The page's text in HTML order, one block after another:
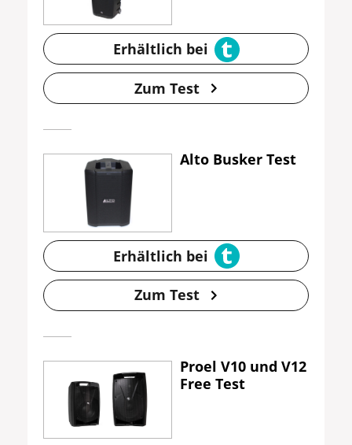
Erhältlich bei
Zum Test
Alto Busker Test
Erhältlich bei
Zum Test
Proel V10 und V12
Free Test